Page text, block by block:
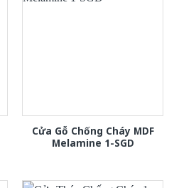
Cửa Gỗ Chống Cháy MDF
Melamine 1-SGD